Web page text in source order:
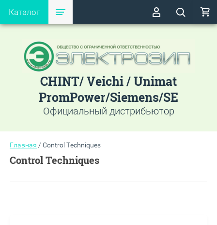
Каталог
CHINT/ Veichi / Unimat
PromPower/Siemens/SE
Официальный дистрибьютор
Главная / Control Techniques
Control Techniques